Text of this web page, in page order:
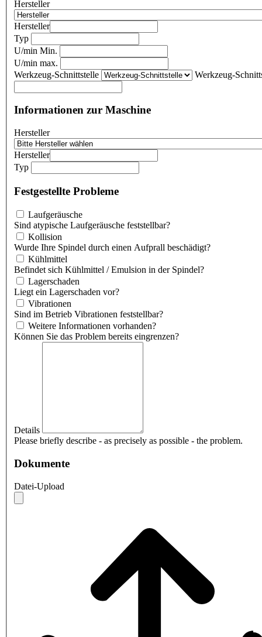
Hersteller
Hersteller
Typ
U/min Min.
U/min max.
Werkzeug-Schnittstelle
Werkzeug-
Informationen zur Maschine
Hersteller
Hersteller
Typ
Festgestellte Probleme
Laufgeräusche
Sind atypische Laufgeräusche feststellbar?
Kollision
Wurde Ihre Spindel durch einen Aufprall beschädigt?
Kühlmittel
Befindet sich Kühlmittel / Emulsion in der Spindel?
Lagerschaden
Liegt ein Lagerschaden vor?
Vibrationen
Sind im Betrieb Vibrationen feststellbar?
Weitere Informationen vorhanden?
Können Sie das Problem bereits eingrenzen?
Details
Please briefly describe - as precisely as possible - the problem.
Dokumente
Datei-Upload